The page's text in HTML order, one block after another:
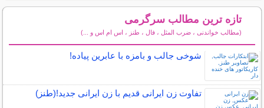
تازه ترین مطالب سرگرمی
(مطالب خواندنی ، ضرب المثل ، فال ، طنز ، اس ام اس و ...)
شوخی جالب و بامزه با عابرین پیاده!
تفاوت زن ایرانی قدیم با زن ایرانی جدید!(طنز)